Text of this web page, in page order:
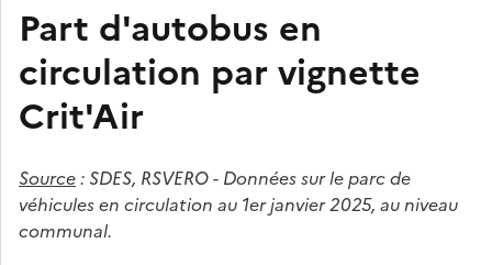
Part d'autobus en
circulation par vignette
Crit'Air
Source: SDES, RSVERO - Données sur le parc de
véhicules en circulation au 1er janvier 2025, au niveau
communal.